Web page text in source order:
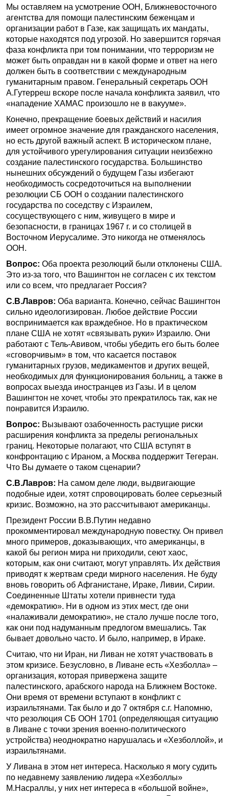
Мы оставляем на усмотрение ООН, Ближневосточного
агентства для помощи палестинским беженцам и
организации работ в Газе, как защищать их мандаты,
которые находятся под угрозой. Но завершится горячая
фаза конфликта при том понимании, что терроризм не
может быть оправдан ни в какой форме и ответ на него
должен быть в соответствии с международным
гуманитарным правом. Генеральный секретарь ООН
А.Гутерреш вскоре после начала конфликта заявил, что
«нападение ХАМАС произошло не в вакууме».
Конечно, прекращение боевых действий и насилия
имеет огромное значение для гражданского населения,
но есть другой важный аспект. В историческом плане,
для устойчивого урегулирования ситуации неизбежно
создание палестинского государства. Большинство
нынешних обсуждений о будущем Газы избегают
необходимость сосредоточиться на выполнении
резолюции СБ ООН о создании палестинского
государства по соседству с Израилем,
сосуществующего с ним, живущего в мире и
безопасности, в границах 1967 г. и со столицей в
Восточном Иерусалиме. Это никогда не отменялось
ООН.
Вопрос: Оба проекта резолюций были отклонены США.
Это из-за того, что Вашингтон не согласен с их текстом
или со всем, что предлагает Россия?
С.В.Лавров: Оба варианта. Конечно, сейчас Вашингтон
сильно идеологизирован. Любое действие России
воспринимается как враждебное. Но в практическом
плане США не хотят «связывать руки» Израилю. Они
работают с Тель-Авивом, чтобы убедить его быть более
«сговорчивым» в том, что касается поставок
гуманитарных грузов, медикаментов и других вещей,
необходимых для функционирования больниц, а также в
вопросах выезда иностранцев из Газы. И в целом
Вашингтон не хочет, чтобы это прекратилось так, как не
понравится Израилю.
Вопрос: Вызывают озабоченность растущие риски
расширения конфликта за пределы региональных
границ. Некоторые полагают, что США вступят в
конфронтацию с Ираном, а Москва поддержит Тегеран.
Что Вы думаете о таком сценарии?
С.В.Лавров: На самом деле люди, выдвигающие
подобные идеи, хотят спровоцировать более серьезный
кризис. Возможно, на это рассчитывают американцы.
Президент России В.В.Путин недавно
прокомментировал международную повестку. Он привел
много примеров, доказывающих, что американцы, в
какой бы регион мира ни приходили, сеют хаос,
которым, как они считают, могут управлять. Их действия
приводят к жертвам среди мирного населения. Не буду
вновь говорить об Афганистане, Ираке, Ливии, Сирии.
Соединенные Штаты хотели привнести туда
«демократию». Ни в одном из этих мест, где они
«налаживали демократию», не стало лучше после того,
как они под надуманным предлогом вмешались. Так
бывает довольно часто. И было, например, в Ираке.
Считаю, что ни Иран, ни Ливан не хотят участвовать в
этом кризисе. Безусловно, в Ливане есть «Хезболла» –
организация, которая привержена защите
палестинского, арабского народа на Ближнем Востоке.
Они время от времени вступают в конфликт с
израильтянами. Так было и до 7 октября с.г. Напомню,
что резолюция СБ ООН 1701 (определяющая ситуацию
в Ливане с точки зрения военно-политического
устройства) неоднократно нарушалась и «Хезболлой», и
израильтянами.
У Ливана в этом нет интереса. Насколько я могу судить
по недавнему заявлению лидера «Хезболлы»
М.Насраллы, у них нет интереса в «большой войне»,